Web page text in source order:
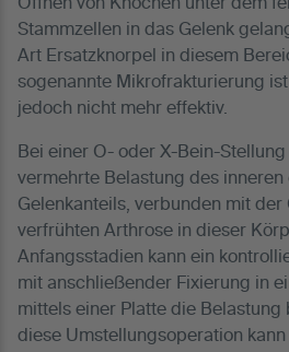
Öffnen von Knochen unter dem
Stammzellen in das Gelenk
Art Ersatzknorpel in diesem
sogenannte Mikrofrakturierung
jedoch nicht mehr effektiv.
Bei einer O- oder X-Bein-
vermehrte Belastung des inneren
Gelenkanteils, verbunden mit der
verfrühten Arthrose in dieser
Anfangsstadien kann ein
mit anschließender Fixierung in
mittels einer Platte die Belastung
diese Umstellungsoperation